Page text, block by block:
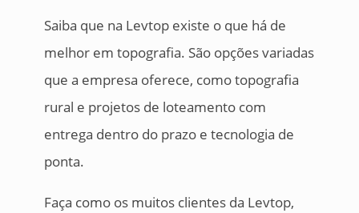
Saiba que na Levtop existe o que há de
melhor em topografia. São opções variadas
que a empresa oferece, como topografia
rural e projetos de loteamento com
entrega dentro do prazo e tecnologia de
ponta.
Faça como os muitos clientes da Levtop,